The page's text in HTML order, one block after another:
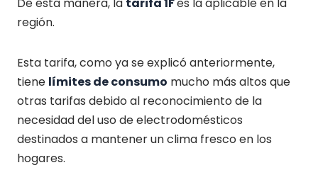
De esta manera, la tarifa 1Fes la aplicable en la
región.
Esta tarifa, como ya se explicó anteriormente,
tiene límites de consumo mucho más altos que
otras tarifas debido al reconocimiento de la
necesidad del uso de electrodomésticos
destinados a mantener un clima fresco en los
hogares.